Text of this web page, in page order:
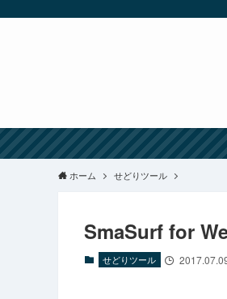
ホーム せどりツール
SmaSurf for
せどりツール